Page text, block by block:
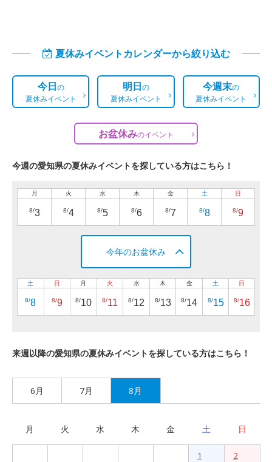
夏休みイベントカレンダーから絞り込む
今日の
夏休みイベント
明日の
夏休みイベント
今週末の
夏休みイベント
お盆休みのイベント
今週の愛知県の夏休みイベントを探している方はこちら！
月
8/3
火
8/4
水
8/5
木
8/6
金
8/7
土
8/8
日
8/9
今年のお盆休み
土
8/8
日
8/9
月
8/10
火
8/11
水
8/12
木
8/13
金
8/14
土
8/15
日
8/16
来週以降の愛知県の夏休みイベントを探している方はこちら！
6月 7月 8月
月 火 水 木 金 土 日
1 2